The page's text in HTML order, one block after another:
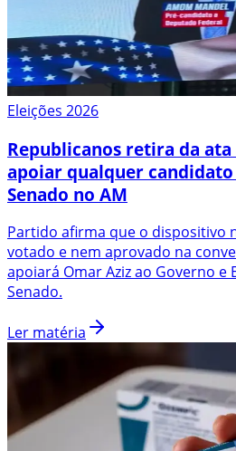
Eleições 2026
Republicanos retira da
apoiar qualquer candidato
Senado no AM
Partido afirma que o dispositivo
votado e nem aprovado na
apoiará Omar Aziz ao Governo e
Senado.
Ler matéria